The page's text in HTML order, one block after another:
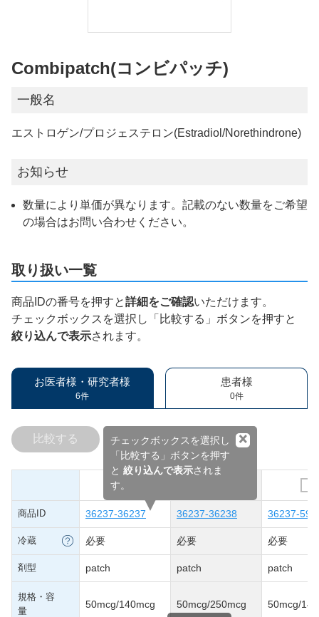
Combipatch(コンビパッチ)
一般名
エストロゲン/プロジェステロン(Estradiol/Norethindrone)
お知らせ
数量により単価が異なります。記載のない数量をご希望
の場合はお問い合わせください。
取り扱い一覧
商品IDの番号を押すと詳細をご確認いただけます。
チェックボックスを選択し「比較する」ボタンを押すと
絞り込んで表示されます。
お医者様・研究者様
6件
患者様
0件
チェックボックスを選択し
「比較する」ボタンを押す
と 絞り込んで表示されま
す。
×
比較する
商品ID 36237-36237 36237-36238 36237-
冷蔵 必要 必要 必要
剤型 patch patch patch
規格・容
量
50mcg/140mcg 50mcg/250mcg 50mcg/